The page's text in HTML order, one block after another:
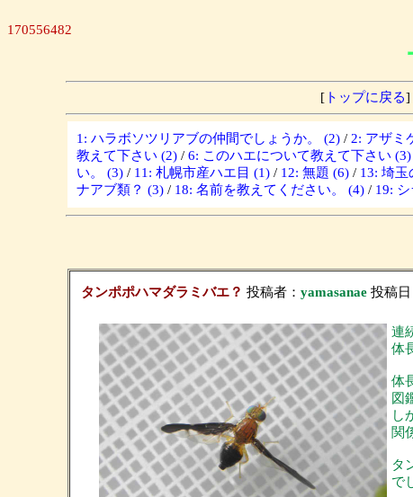
170556482
[トップに戻る]
1: ハラボソツリアブの仲間でしょうか。 (2) / 2: アザミ
教えて下さい (2) / 6: このハエについて教えて下さい (3)
い。 (3) / 11: 札幌市産ハエ目 (1) / 12: 無題 (6) / 13: 埼玉
ナアブ類？ (3) / 18: 名前を教えてください。 (4) / 19:
タンポポハマダラミバエ？ 投稿者： yamasanae投稿日
連
体
体
図
し
関
タ
で